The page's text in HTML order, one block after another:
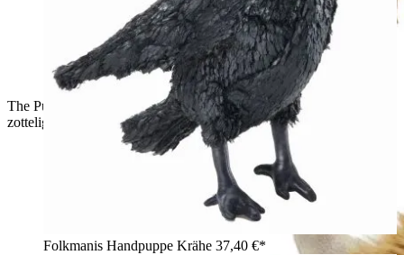
The Puppet Company Baby-Handpuppe Hochlandrind,
zottelige Kuh-Handpuppe mit erhobener Pfote, Seitenansicht
Folkmanis Handpuppe Krähe 37,40 €*